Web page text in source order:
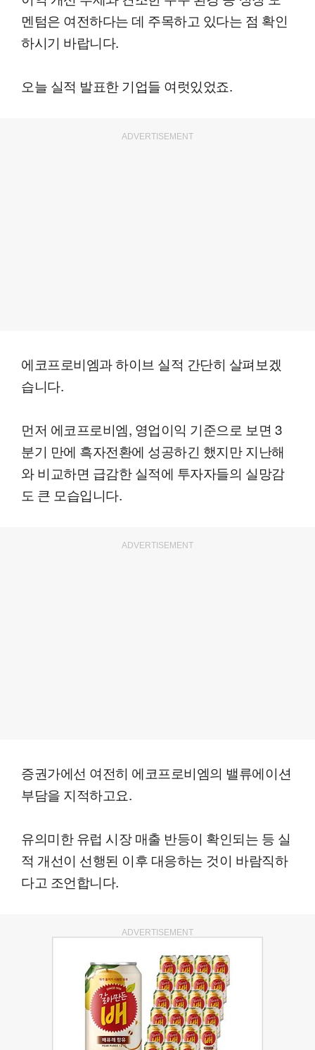
멘텀은 여전하다는 데 주목하고 있다는 점 확인
하시기 바랍니다.
오늘 실적 발표한 기업들 여럿있었죠.
ADVERTISEMENT
에코프로비엠과 하이브 실적 간단히 살펴보겠
습니다.
먼저 에코프로비엠, 영업이익 기준으로 보면 3
분기 만에 흑자전환에 성공하긴 했지만 지난해
와 비교하면 급감한 실적에 투자자들의 실망감
도 큰 모습입니다.
ADVERTISEMENT
증권가에선 여전히 에코프로비엠의 밸류에이션
부담을 지적하고요.
유의미한 유럽 시장 매출 반등이 확인되는 등 실
적 개선이 선행된 이후 대응하는 것이 바람직하
다고 조언합니다.
ADVERTISEMENT